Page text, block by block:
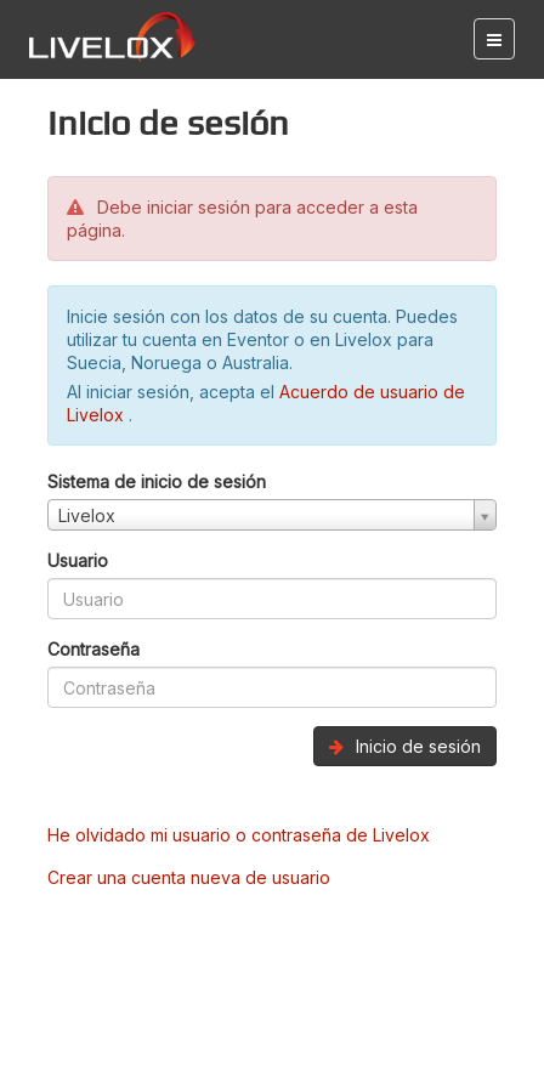
Inicio de sesión
Debe iniciar sesión para acceder a esta
página.
Inicie sesión con los datos de su cuenta. Puedes
utilizar tu cuenta en Eventor o en Livelox para
Suecia, Noruega o Australia.
Al iniciar sesión, acepta el Acuerdo de usuario de
Livelox .
Sistema de inicio de sesión
Livelox
Usuario
Contraseña
Inicio de sesión
He olvidado mi usuario o contraseña de Livelox
Crear una cuenta nueva de usuario